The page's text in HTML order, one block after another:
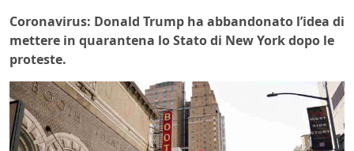
Coronavirus: Donald Trump ha abbandonato l’idea di
mettere in quarantena lo Stato di New York dopo le
proteste.